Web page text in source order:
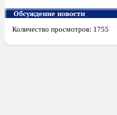
Обсуждение новости
Количество просмотров: 1755